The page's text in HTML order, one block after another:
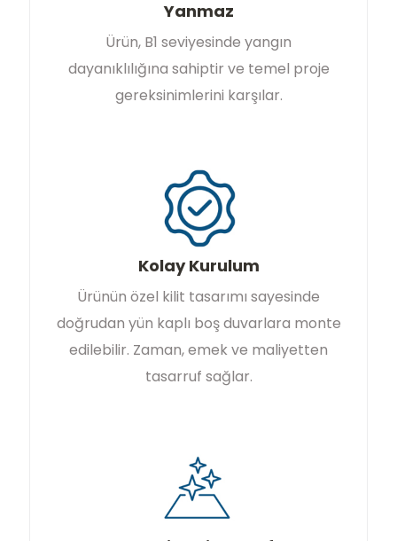
Yanmaz
Ürün, B1 seviyesinde yangın
dayanıklılığına sahiptir ve temel proje
gereksinimlerini karşılar.
Kolay Kurulum
Ürünün özel kilit tasarımı sayesinde
doğrudan yün kaplı boş duvarlara monte
edilebilir. Zaman, emek ve maliyetten
tasarruf sağlar.